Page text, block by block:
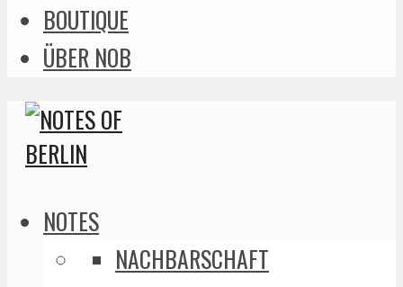
BOUTIQUE
ÜBER NOB
NOTES
NACHBARSCHAFT